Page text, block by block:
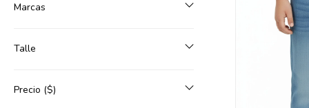
Marcas
Talle
Precio ($)